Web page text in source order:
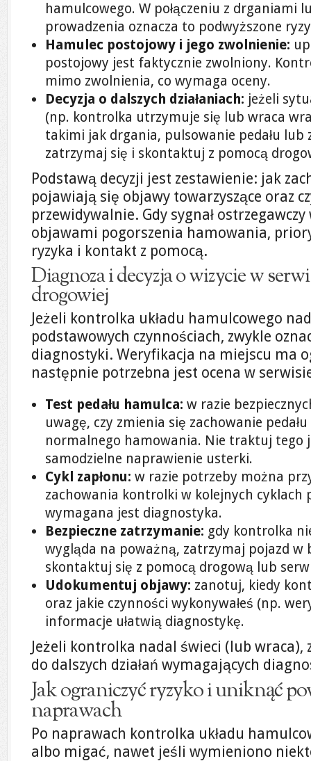
hamulcowego. W połączeniu z drganiami
prowadzenia oznacza to podwyższone
Hamulec postojowy i jego zwolnienie:
postojowy jest faktycznie zwolniony.
mimo zwolnienia, co wymaga oceny.
Decyzja o dalszych działaniach: jeżeli
(np. kontrolka utrzymuje się lub wraca
takimi jak drgania, pulsowanie pedału lub
zatrzymaj się i skontaktuj z pomocą
Podstawą decyzji jest zestawienie: jak
pojawiają się objawy towarzyszące oraz
przewidywalnie. Gdy sygnał
objawami pogorszenia hamowania,
ryzyka i kontakt z pomocą.
Diagnoza i decyzja o wizycie w
drogowiej
Jeżeli kontrolka układu hamulcowego
podstawowych czynnościach, zwykle
diagnostyki. Weryfikacja na miejscu ma
następnie potrzebna jest ocena w
Test pedału hamulca: w razie
uwagę, czy zmienia się zachowanie
normalnego hamowania. Nie traktuj tego
samodzielne naprawienie usterki.
Cykl zapłonu: w razie potrzeby można
zachowania kontrolki w kolejnych cyklach
wymagana jest diagnostyka.
Bezpieczne zatrzymanie: gdy kontrolka
wygląda na poważną, zatrzymaj pojazd w
skontaktuj się z pomocą drogową lub
Udokumentuj objawy: zanotuj, kiedy
oraz jakie czynności wykonywałeś (np.
informacje ułatwią diagnostykę.
Jeżeli kontrolka nadal świeci (lub wraca),
do dalszych działań wymagających
Jak ograniczyć ryzyko i uniknąć
naprawach
Po naprawach kontrolka układu
albo migać, nawet jeśli wymieniono